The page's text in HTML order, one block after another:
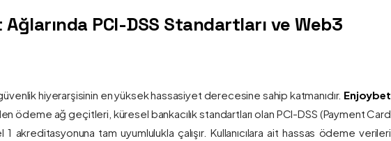
PCI-DSS Standartları ve Web3
hiyerarşisinin en yüksek hassasiyet derecesine sahip katmanıdır. Enjoybet
ödeme ağ geçitleri, küresel bankacılık standartları olan PCI-DSS (Payment Card
akreditasyonuna tam uyumlulukla çalışır. Kullanıcılara ait hassas ödeme verileri